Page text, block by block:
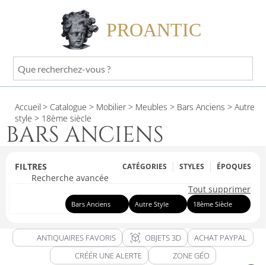
PROANTIC
Que
recherchez-
?
Accueil > Catalogue > Mobilier> Meubles > Bars Anciens > Autre
style > 18ème siècle
BARS ANCIENS
FILTRES CATÉGORIES STYLES ÉPOQUES
Recherche avancée
Tout supprimer
Bars Anciens Autre Style 18ème Siècle
ANTIQUAIRES FAVORIS view_in_ar OBJETS 3D
ACHAT PAYPAL
CRÉÉR UNE ALERTE
ZONE GÉO